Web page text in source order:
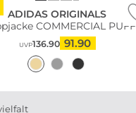
ADIDAS ORIGINALS
COMMERCIAL PUFF
UVP136.90 91.90